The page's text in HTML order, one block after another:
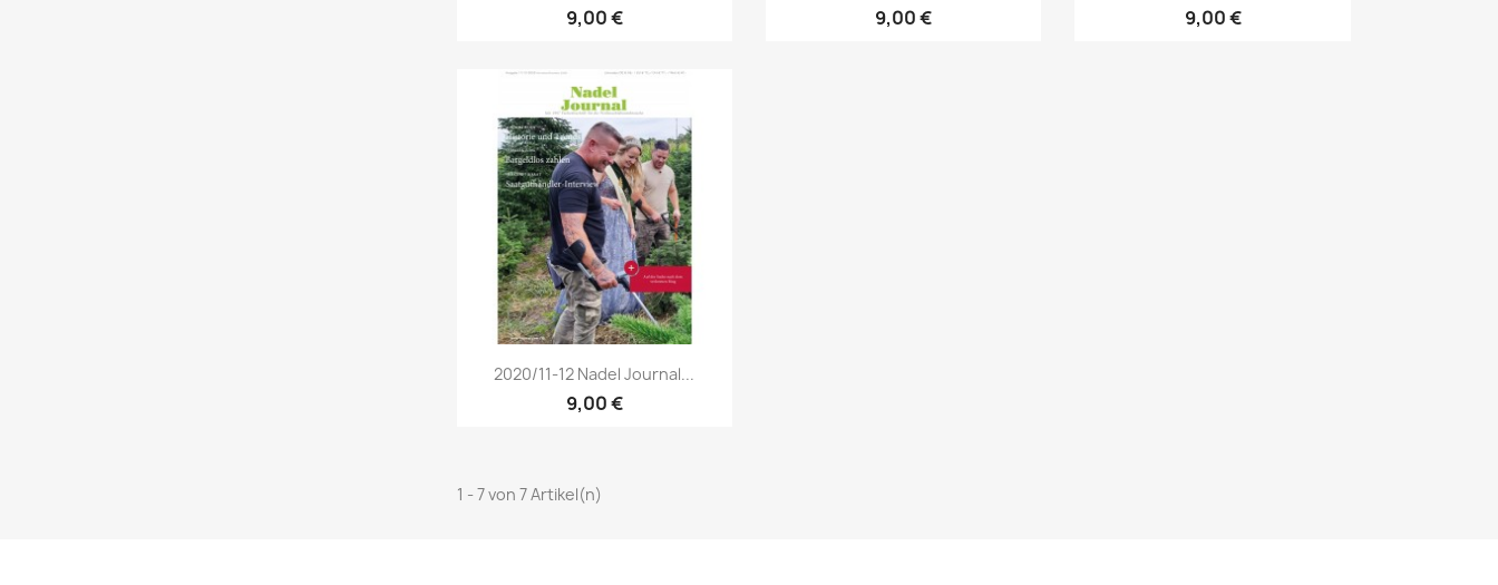
9,00 € 9,00 € 9,00 €
Vorschau
2020/11-12 Nadel Journal...
9,00 €
1 - 7 von 7 Artikel(n)